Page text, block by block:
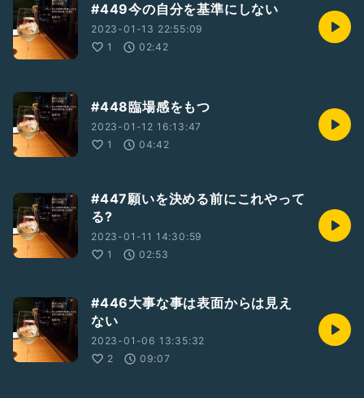
#449今の自分を基準にしない
2023-01-13 22:55:09
1
02:42
#448臨場感をもつ
2023-01-12 16:13:47
1
04:42
#447願いを決める前にこれやって
る?
2023-01-11 14:30:59
1
02:53
#446大事な事は表面からは見え
ない
2023-01-06 13:35:32
2
09:07